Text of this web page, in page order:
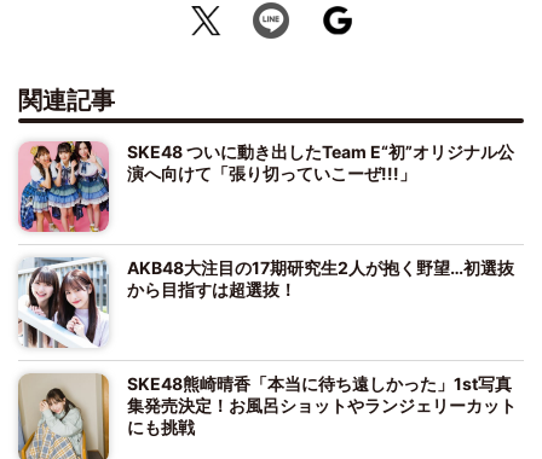
関連記事
SKE48 ついに動き出したTeam E“初”オリジナル公
演へ向けて「張り切っていこーぜ!!!」
AKB48大注目の17期研究生2人が抱く野望…初選抜
から目指すは超選抜！
SKE48熊崎晴香「本当に待ち遠しかった」1st写真
集発売決定！お風呂ショットやランジェリーカット
にも挑戦